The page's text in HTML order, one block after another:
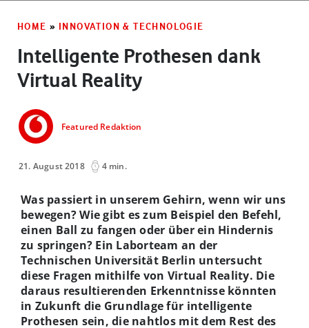
HOME » INNOVATION & TECHNOLOGIE
Intelligente Prothesen dank
Virtual Reality
Featured Redaktion
21. August 2018 4 min.
Was passiert in unserem Gehirn, wenn wir uns
bewegen? Wie gibt es zum Beispiel den Befehl,
einen Ball zu fangen oder über ein Hindernis
zu springen? Ein Laborteam an der
Technischen Universität Berlin untersucht
diese Fragen mithilfe von Virtual Reality. Die
daraus resultierenden Erkenntnisse könnten
in Zukunft die Grundlage für intelligente
Prothesen sein, die nahtlos mit dem Rest des